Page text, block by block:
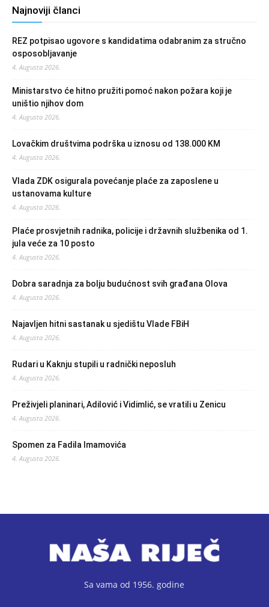
Najnoviji članci
REZ potpisao ugovore s kandidatima odabranim za stručno
osposobljavanje
4. Augusta 2026.
Ministarstvo će hitno pružiti pomoć nakon požara koji je
uništio njihov dom
4. Augusta 2026.
Lovačkim društvima podrška u iznosu od 138.000 KM
4. Augusta 2026.
Vlada ZDK osigurala povećanje plaće za zaposlene u
ustanovama kulture
4. Augusta 2026.
Plaće prosvjetnih radnika, policije i državnih službenika od 1.
jula veće za 10 posto
4. Augusta 2026.
Dobra saradnja za bolju budućnost svih građana Olova
4. Augusta 2026.
Najavljen hitni sastanak u sjedištu Vlade FBiH
4. Augusta 2026.
Rudari u Kaknju stupili u radnički neposluh
4. Augusta 2026.
Preživjeli planinari, Adilović i Vidimlić, se vratili u Zenicu
4. Augusta 2026.
Spomen za Fadila Imamovića
4. Augusta 2026.
Sa vama od 1956. godine